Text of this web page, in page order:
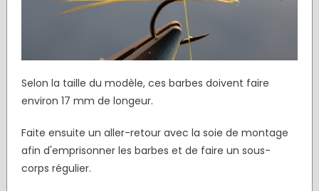
Selon la taille du modèle, ces barbes doivent faire
environ 17 mm de longeur.
Faite ensuite un aller-retour avec la soie de montage
afin d'emprisonner les barbes et de faire un sous-
corps régulier.